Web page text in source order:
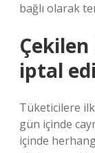
bağlı olarak
iptal
Tüketicilere
gün içinde
içinde